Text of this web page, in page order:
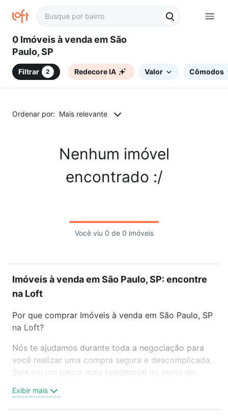
0 Imóveis à venda em São
Paulo, SP
Filtrar 2 Redecore IA Valor Cômodos
Ordenar por: Mais relevante
Nenhum imóvel
encontrado :/
Você viu 0 de 0 imóveis
Imóveis à venda em São Paulo, SP: encontre
na Loft
Por que comprar Imóveis à venda em São Paulo, SP
na Loft?
Nós te ajudamos durante toda a negociação para
você realizar uma compra segura e descomplicada.
Seja em um bairro mais residencial ou perto do
oferta ideal de Imóveis à venda em São Paulo, SP
para conquistar seu sonho. Agende uma visita
Exibir mais